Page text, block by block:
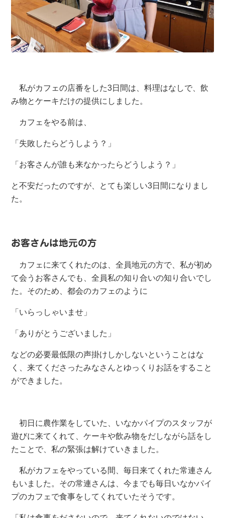
私がカフェの店番をした3日間は、料理はなしで、飲
み物とケーキだけの提供にしました。
カフェをやる前は、
「失敗したらどうしよう？」
「お客さんが誰も来なかったらどうしよう？」
と不安だったのですが、とても楽しい3日間になりまし
た。
お客さんは地元の方
カフェに来てくれたのは、全員地元の方で、私が初め
て会うお客さんでも、全員私の知り合いの知り合いでし
た。そのため、都会のカフェのように
「いらっしゃいませ」
「ありがとうございました」
などの必要最低限の声掛けしかしないということはな
く、来てくださったみなさんとゆっくりお話をすること
ができました。
初日に農作業をしていた、いなかパイプのスタッフが
遊びに来てくれて、ケーキや飲み物をだしながら話をし
たことで、私の緊張は解けていきました。
私がカフェをやっている間、毎日来てくれた常連さん
もいました。その常連さんは、今までも毎日いなかパイ
プのカフェで食事をしてくれていたそうです。